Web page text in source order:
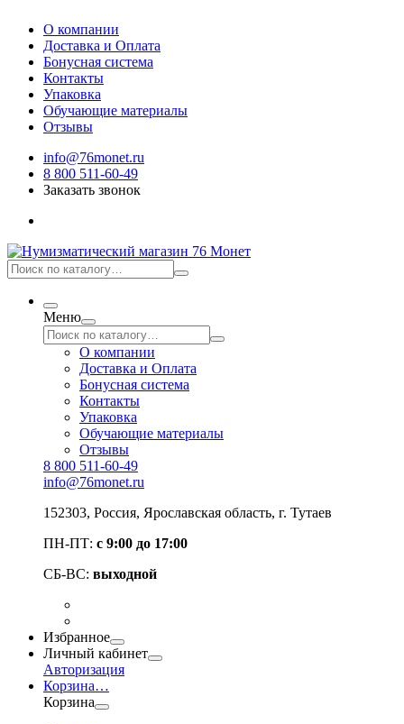
О компании
Доставка и Оплата
Бонусная система
Контакты
Упаковка
Обучающие материалы
Отзывы
info@76monet.ru
8 800 511-60-49
Заказать звонок
Меню
О компании
Доставка и Оплата
Бонусная система
Контакты
Упаковка
Обучающие материалы
Отзывы
8 800 511-60-49
info@76monet.ru
152303, Россия, Ярославская область, г. Тутаев
ПН-ПТ: с 9:00 до 17:00
СБ-ВС: выходной
Избранное
Личный кабинет
Авторизация
Корзина…
Корзина